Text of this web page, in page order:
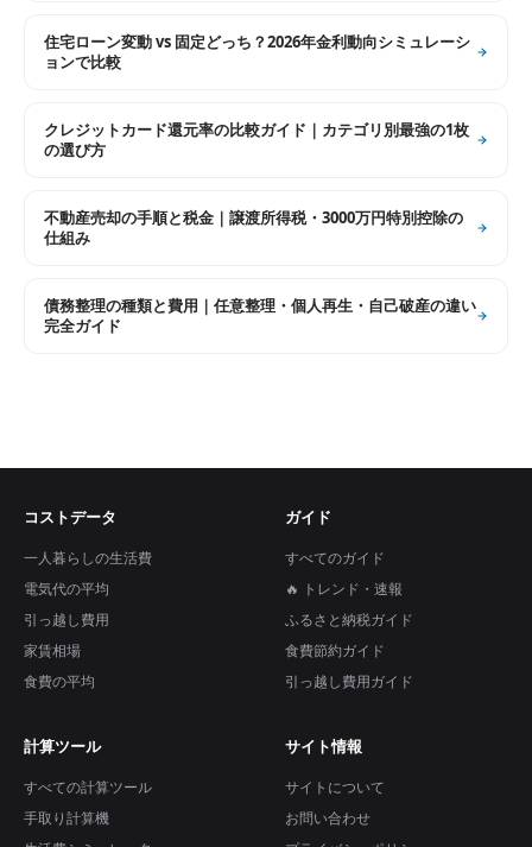
住宅ローン変動 vs 固定どっち？2026年金利動向シミュレーシ
ョンで比較
クレジットカード還元率の比較ガイド｜カテゴリ別最強の1枚
の選び方
不動産売却の手順と税金｜譲渡所得税・3000万円特別控除の
仕組み
債務整理の種類と費用｜任意整理・個人再生・自己破産の違い
完全ガイド
コストデータ
一人暮らしの生活費
電気代の平均
引っ越し費用
家賃相場
食費の平均
ガイド
すべてのガイド
🔥 トレンド・速報
ふるさと納税ガイド
食費節約ガイド
引っ越し費用ガイド
計算ツール
すべての計算ツール
手取り計算機
サイト情報
サイトについて
お問い合わせ